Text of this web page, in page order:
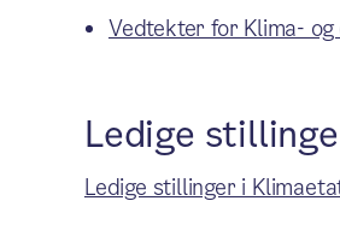
Vedtekter for Klima-
Ledige
Ledige stillinger i